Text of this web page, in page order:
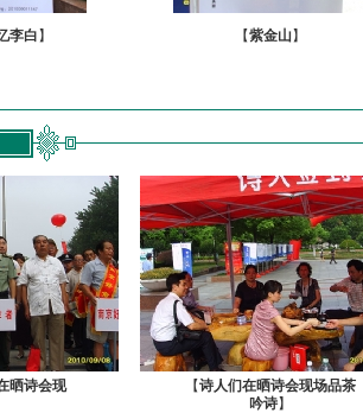
李白 】 【紫金山】
晒诗会现
【诗人们在晒诗会现场品茶
吟诗】